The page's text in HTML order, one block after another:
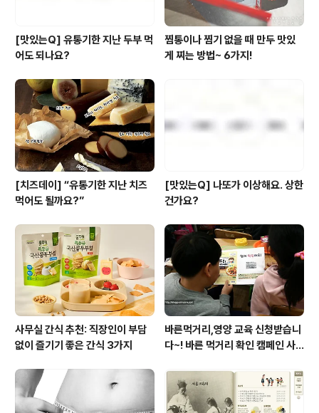
[맛있는Q] 유통기한 지난 두부 먹
어도 되나요?
찜통이나 찜기 없을 때 만두 맛있
게 찌는 방법~ 6가지!
[치즈데이] “유통기한 지난 치즈
먹어도 될까요?”
[맛있는Q] 나또가 이상해요. 상한
건가요?
사무실 간식 추천: 직장인이 부담
없이 즐기기 좋은 간식 3가지
바른먹거리,영양 교육 신청받습니
다~! 바른 먹거리 확인 캠페인 사